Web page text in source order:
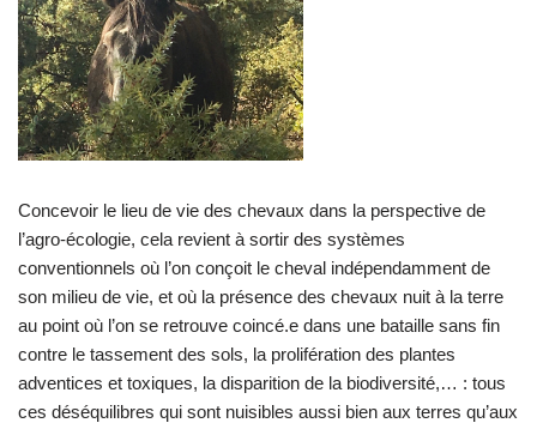
Concevoir le lieu de vie des chevaux dans la perspective de
l’agro-écologie, cela revient à sortir des systèmes
conventionnels où l’on conçoit le cheval indépendamment de
son milieu de vie, et où la présence des chevaux nuit à la terre
au point où l’on se retrouve coincé.e dans une bataille sans fin
contre le tassement des sols, la prolifération des plantes
adventices et toxiques, la disparition de la biodiversité,… : tous
ces déséquilibres qui sont nuisibles aussi bien aux terres qu’aux